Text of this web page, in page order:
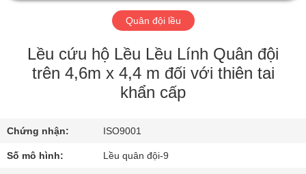
VỀ
TÔI
NHÀ
MÁY
Quân đội lều
Lều cứu hộ Lều Lều Lính Quân đội
trên 4,6m x 4,4 m đối với thiên tai
khẩn cấp
Chứng nhận: ISO9001
Số mô hình: Lều quân đội-9